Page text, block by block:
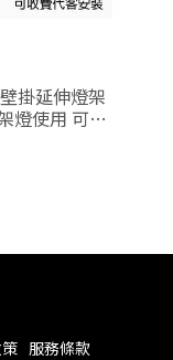
掛延伸燈架
燈使用 可收
服務條款